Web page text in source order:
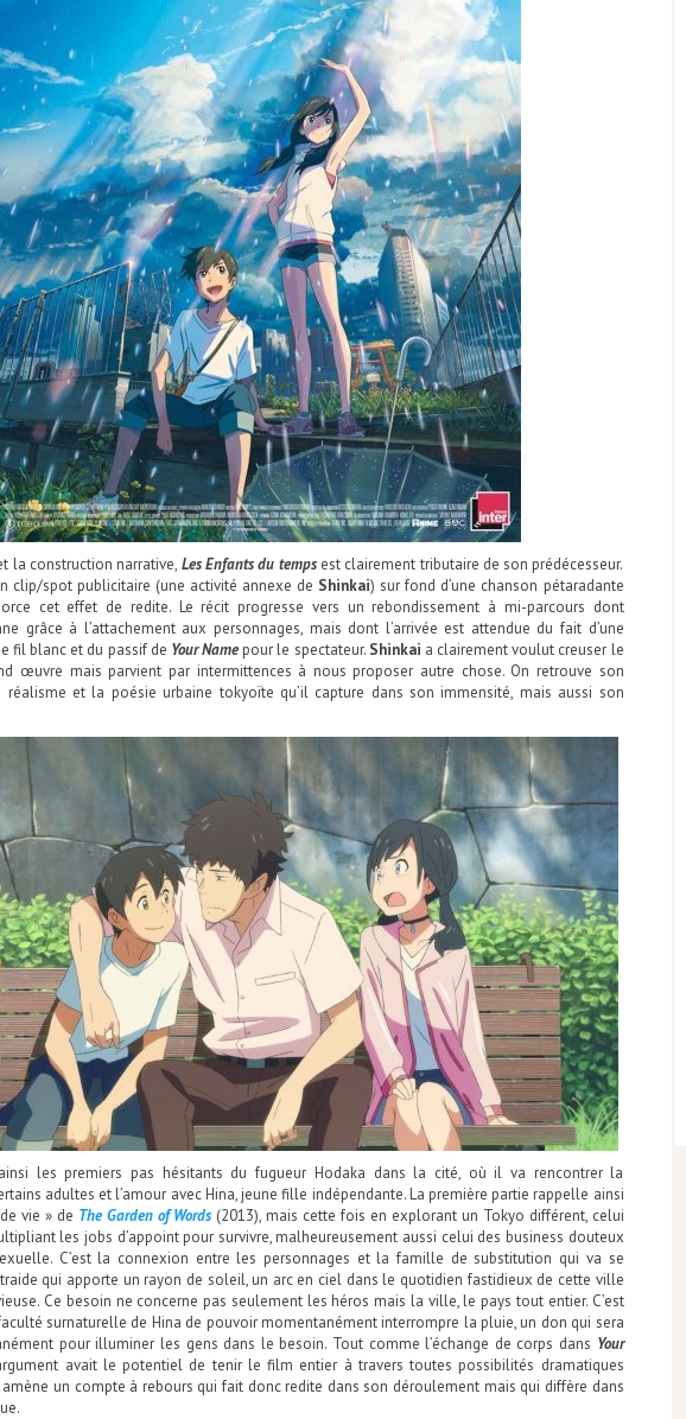
la construction narrative, Les Enfants du tempsest clairement tributaire de son prédécesseur.
clip/spot publicitaire (une activité annexe de Shinkai) sur fond d’une chanson pétaradante
cet effet de redite. Le récit progresse vers un rebondissement à mi-parcours dont
grâce à l’attachement aux personnages, mais dont l’arrivée est attendue du fait d’une
fil blanc et du passif de Your Namepour le spectateur. Shinkai a clairement voulut creuser le
œuvre mais parvient par intermittences à nous proposer autre chose. On retrouve son
réalisme et la poésie urbaine tokyoïte qu’il capture dans son immensité, mais aussi son
les premiers pas hésitants du fugueur Hodaka dans la cité, où il va rencontrer la
adultes et l’amour avec Hina, jeune fille indépendante. La première partie rappelle ainsi
vie » de The Garden of Words (2013), mais cette fois en explorant un Tokyo différent, celui
les jobs d’appoint pour survivre, malheureusement aussi celui des business douteux
C’est la connexion entre les personnages et la famille de substitution qui va se
qui apporte un rayon de soleil, un arc en ciel dans le quotidien fastidieux de cette ville
Ce besoin ne concerne pas seulement les héros mais la ville, le pays tout entier. C’est
surnaturelle de Hina de pouvoir momentanément interrompre la pluie, un don qui sera
pour illuminer les gens dans le besoin. Tout comme l’échange de corps dans Your
avait le potentiel de tenir le film entier à travers toutes possibilités dramatiques
amène un compte à rebours qui fait donc redite dans son déroulement mais qui diffère dans